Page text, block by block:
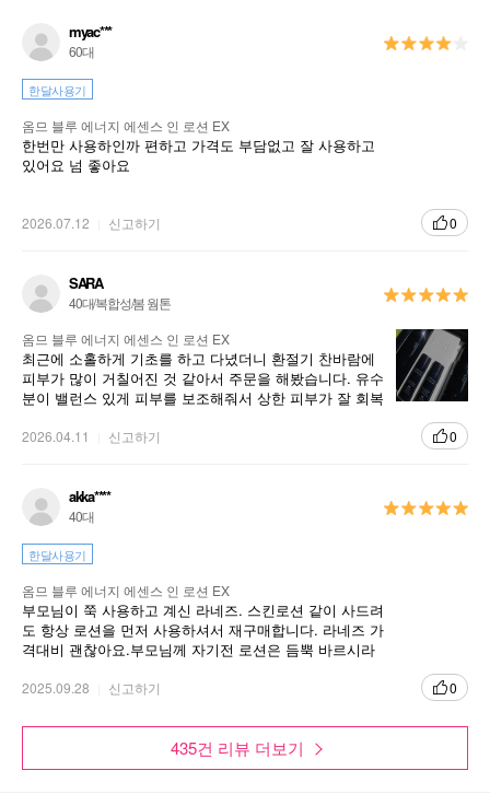
myac***
60대
한달사용기
옴므 블루 에너지 에센스 인 로션 EX
한번만 사용하인까 편하고 가격도 부담없고 잘 사용하고
있어요 넘 좋아요
2026.07.12 신고하기 0
SARA
40대/복합성/봄 웜톤
옴므 블루 에너지 에센스 인 로션 EX
최근에 소홀하게 기초를 하고 다녔더니 환절기 찬바람에
피부가 많이 거칠어진 것 같아서 주문을 해봤습니다. 유수
분이 밸런스 있게 피부를 보조해줘서 상한 피부가 잘 회복
2026.04.11 신고하기 0
akka****
40대
한달사용기
옴므 블루 에너지 에센스 인 로션 EX
부모님이 쭉 사용하고 계신 라네즈. 스킨로션 같이 사드려
도 항상 로션을 먼저 사용하셔서 재구매합니다. 라네즈 가
격대비 괜찮아요.부모님께 자기전 로션은 듬뿍 바르시라
2025.09.28 신고하기 0
435건 리뷰 더보기